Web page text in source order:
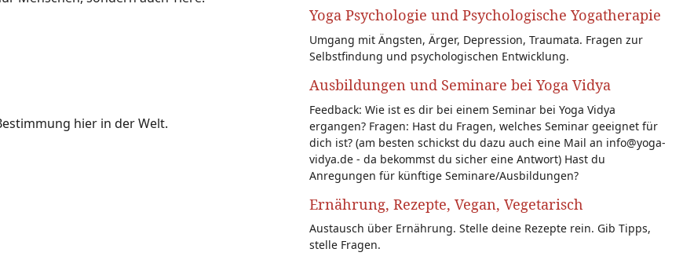
hier in der Welt.
Yoga Psychologie und Psychologische Yogatherapie
Umgang mit Ängsten, Ärger, Depression, Traumata. Fragen zur
Selbstfindung und psychologischen Entwicklung.
Ausbildungen und Seminare bei Yoga Vidya
Feedback: Wie ist es dir bei einem Seminar bei Yoga Vidya
ergangen? Fragen: Hast du Fragen, welches Seminar geeignet für
dich ist? (am besten schickst du dazu auch eine Mail an info@yoga-
vidya.de - da bekommst du sicher eine Antwort) Hast du
Anregungen für künftige Seminare/Ausbildungen?
Ernährung, Rezepte, Vegan, Vegetarisch
Austausch über Ernährung. Stelle deine Rezepte rein. Gib Tipps,
stelle Fragen.